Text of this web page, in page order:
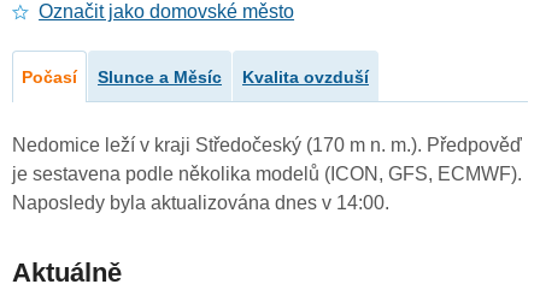
Označit jako domovské město
Počasí Slunce a Měsíc Kvalita ovzduší
Nedomice leží v kraji Středočeský (170 m n. m.). Předpověď
je sestavena podle několika modelů (ICON, GFS, ECMWF).
Naposledy byla aktualizována dnes v 14:00.
Aktuálně